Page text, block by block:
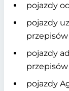
pojazdy
pojazdy
pojazdy
pojazdy